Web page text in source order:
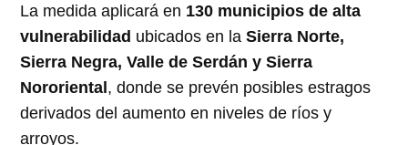
La medida aplicará en 130 municipios de alta
vulnerabilidad ubicados en laSierra Norte,
Sierra Negra, Valle de Serdán y Sierra
Nororiental, donde se prevén posibles estragos
derivados del aumento en niveles de ríos y
arroyos.